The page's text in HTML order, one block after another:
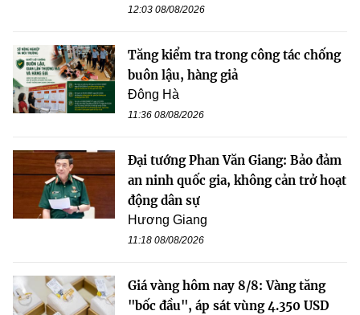
12:03 08/08/2026
Tăng kiểm tra trong công tác chống
buôn lậu, hàng giả
Đông Hà
11:36 08/08/2026
Đại tướng Phan Văn Giang: Bảo đảm
an ninh quốc gia, không cản trở hoạt
động dân sự
Hương Giang
11:18 08/08/2026
Giá vàng hôm nay 8/8: Vàng tăng
"bốc đầu", áp sát vùng 4.350 USD